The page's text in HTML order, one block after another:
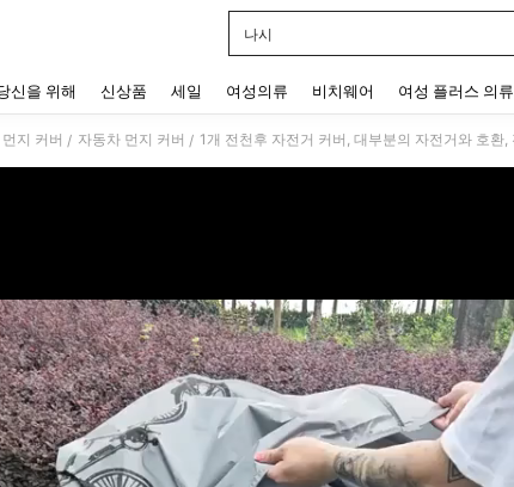
나시
신을 위해 신상품 세일 여성의류 비치웨어 여성 플러스 의류
먼지 커버 / 자동차 먼지 커버 /